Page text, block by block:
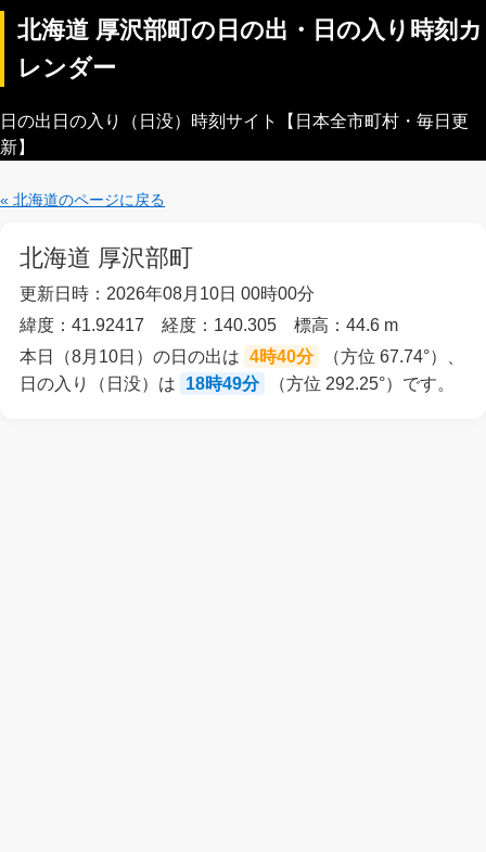
北海道 厚沢部町の日の出・日の入り時刻カ
レンダー
日の出日の入り（日没）時刻サイト【日本全市町村・毎日更
新】
« 北海道のページに戻る
北海道 厚沢部町
更新日時：2026年08月10日 00時00分
緯度：41.92417 経度：140.305 標高：44.6 m
本日（8月10日）の日の出は 4時40分
（方位 67.74°）、
日の入り（日没）は
18時49分 （方位 292.25°）です。